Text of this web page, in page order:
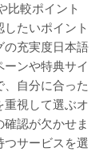
比較ポイント
たいポイント
の充実度日本語
ンや特典サイ
、自分に合った
重視して選ぶオ
認が欠かせま
つサービスを選